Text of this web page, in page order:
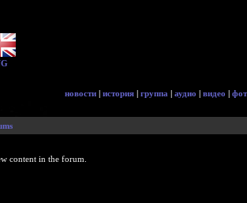
новости | история | группа | аудио | видео |
content in the forum.